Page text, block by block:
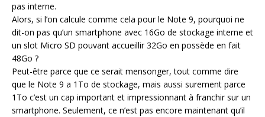
pas interne.
Alors, si l’on calcule comme cela pour le Note 9, pourquoi ne
dit-on pas qu’un smartphone avec 16Go de stockage interne et
un slot Micro SD pouvant accueillir 32Go en possède en fait
48Go ?
Peut-être parce que ce serait mensonger, tout comme dire
que le Note 9 a 1To de stockage, mais aussi surement parce
1To c’est un cap important et impressionnant à franchir sur un
smartphone. Seulement, ce n’est pas encore maintenant qu’il